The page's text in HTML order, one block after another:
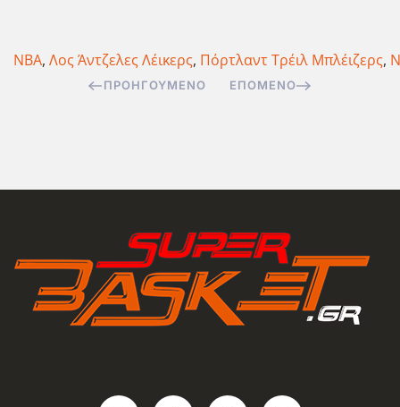
NBA, Λος Άντζελες Λέικερς, Πόρτλαντ Τρέιλ Μπλέιζερς,
ΠΡΟΗΓΟΎΜΕΝΟ ΕΠΌΜΕΝΟ